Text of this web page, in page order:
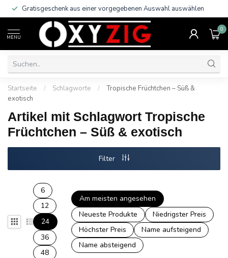
Gratisgeschenk aus einer vorgegebenen Auswahl auswählen
MENU
0
Startseite / Schlagworte /
Tropische Früchtchen – Süß &
exotisch
Artikel mit Schlagwort Tropische
Früchtchen – Süß & exotisch
Filter
6
12
24
36
48
Am meisten angesehen
Neueste Produkte
Niedrigster Preis
Höchster Preis
Name aufsteigend
Name absteigend